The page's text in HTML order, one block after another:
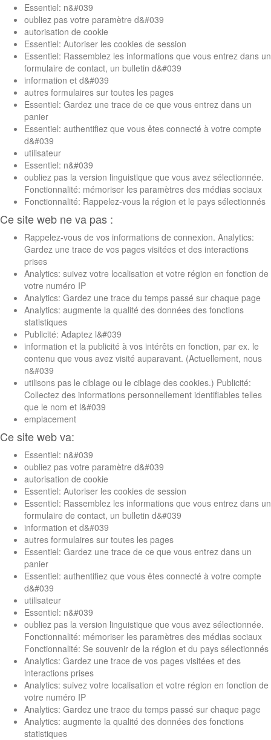
Essentiel: n&#039
oubliez pas votre paramètre d&#039
autorisation de cookie
Essentiel: Autoriser les cookies de session
Essentiel: Rassemblez les informations que vous entrez dans un
formulaire de contact, un bulletin d&#039
information et d&#039
autres formulaires sur toutes les pages
Essentiel: Gardez une trace de ce que vous entrez dans un
panier
Essentiel: authentifiez que vous êtes connecté à votre compte
d&#039
utilisateur
Essentiel: n&#039
oubliez pas la version linguistique que vous avez sélectionnée.
Fonctionnalité: mémoriser les paramètres des médias sociaux
Fonctionnalité: Rappelez-vous la région et le pays sélectionnés
Ce site web ne va pas :
Rappelez-vous de vos informations de connexion. Analytics:
Gardez une trace de vos pages visitées et des interactions
prises
Analytics: suivez votre localisation et votre région en fonction de
votre numéro IP
Analytics: Gardez une trace du temps passé sur chaque page
Analytics: augmente la qualité des données des fonctions
statistiques
Publicité: Adaptez l&#039
information et la publicité à vos intérêts en fonction, par ex. le
contenu que vous avez visité auparavant. (Actuellement, nous
n&#039
utilisons pas le ciblage ou le ciblage des cookies.) Publicité:
Collectez des informations personnellement identifiables telles
que le nom et l&#039
emplacement
Ce site web va:
Essentiel: n&#039
oubliez pas votre paramètre d&#039
autorisation de cookie
Essentiel: Autoriser les cookies de session
Essentiel: Rassemblez les informations que vous entrez dans un
formulaire de contact, un bulletin d&#039
information et d&#039
autres formulaires sur toutes les pages
Essentiel: Gardez une trace de ce que vous entrez dans un
panier
Essentiel: authentifiez que vous êtes connecté à votre compte
d&#039
utilisateur
Essentiel: n&#039
oubliez pas la version linguistique que vous avez sélectionnée.
Fonctionnalité: mémoriser les paramètres des médias sociaux
Fonctionnalité: Se souvenir de la région et du pays sélectionnés
Analytics: Gardez une trace de vos pages visitées et des
interactions prises
Analytics: suivez votre localisation et votre région en fonction de
votre numéro IP
Analytics: Gardez une trace du temps passé sur chaque page
Analytics: augmente la qualité des données des fonctions
statistiques